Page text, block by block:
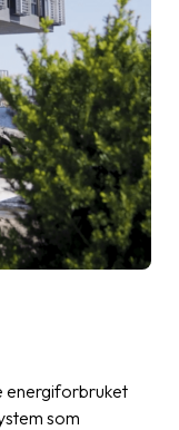
energiforbruket
som